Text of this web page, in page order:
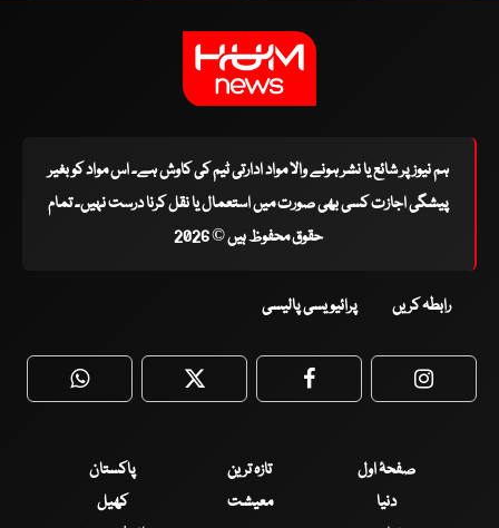
ہم نیوز پر شائع یا نشر ہونے والا مواد ادارتی ٹیم کی کاوش ہے۔ اس مواد کو بغیر
پیشگی اجازت کسی بھی صورت میں استعمال یا نقل کرنا درست نہیں۔ تمام
حقوق محفوظ ہیں © 2026
رابطہ کریں پرائیویسی پالیسی
WhatsApp Twitter Facebook
صفحۂ اول تازہ ترین
پاکستان
دنیا
معیشت
کھیل